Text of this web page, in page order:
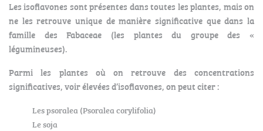
Les isoflavones sont présentes dans toutes les plantes, mais on
ne les retrouve unique de manière significative que dans la
famille des Fabaceae (les plantes du groupe des «
légumineuses).
Parmi les plantes où on retrouve des concentrations
significatives, voir élevées d’isoflavones, on peut citer :
Les psoralea (Psoralea corylifolia)
Le soja